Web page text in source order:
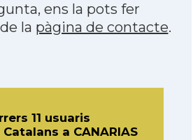
ens la pots fer
la pàgina de contacte.
11 usuaris
a CANARIAS